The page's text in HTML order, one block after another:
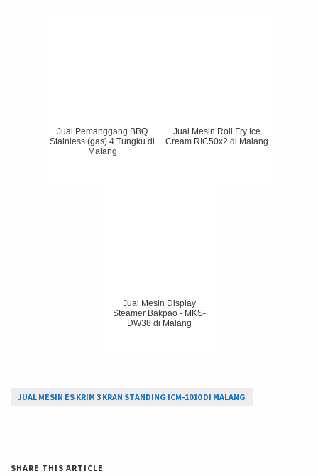
Jual Pemanggang BBQ
Stainless (gas) 4 Tungku di
Malang
Jual Mesin Roll Fry Ice
Cream RIC50x2 di Malang
Jual Mesin Display
Steamer Bakpao - MKS-
DW38 di Malang
JUAL MESIN ES KRIM 3 KRAN STANDING ICM-1010 DI MALANG
SHARE THIS ARTICLE